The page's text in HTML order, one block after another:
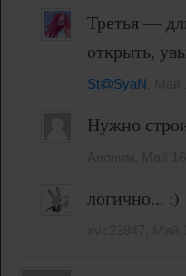
Третья —
открыть,
St@SyaN
Нужно
логично... :)